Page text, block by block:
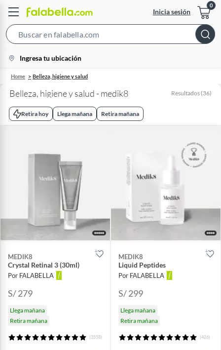
Inicia sesión
Bar
location-
icon
Ingresa tu ubicación
Home Belleza, higiene y salud
Belleza, higiene y salud - medik8 Resultados (36)
Retira hoy Llega mañana Retira mañana
MEDIK8
Crystal Retinal 3 (30ml)
Por FALABELLA
S/ 279
Llega mañana
Retira mañana
(3558)
MEDIK8
Liquid Peptides
Por FALABELLA
S/ 299
Llega mañana
Retira mañana
(426)